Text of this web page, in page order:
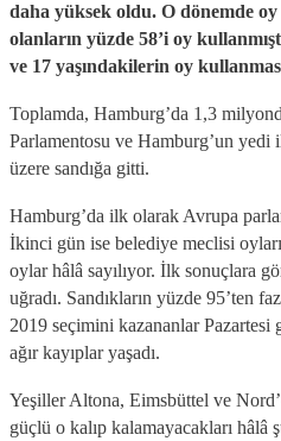
daha yüksek oldu. O dönemde
olanların yüzde 58’i oy
ve 17 yaşındakilerin oy
Toplamda, Hamburg’da 1,3
Parlamentosu ve Hamburg’un yedi
üzere sandığa gitti.
Hamburg’da ilk olarak Avrupa
İkinci gün ise belediye meclisi
oylar hâlâ sayılıyor. İlk sonuçlara
uğradı. Sandıkların yüzde 95’ten
2019 seçimini kazananlar Pazartesi
ağır kayıplar yaşadı.
Yeşiller Altona, Eimsbüttel ve
güçlü o kalıp kalamayacakları hâlâ